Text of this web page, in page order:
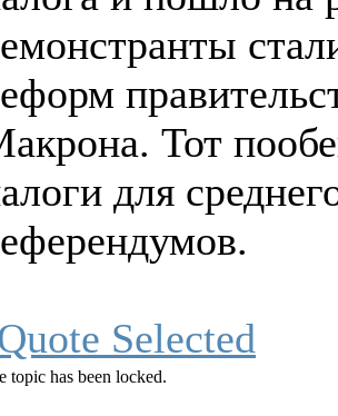
Тот
для
topic has been locked.